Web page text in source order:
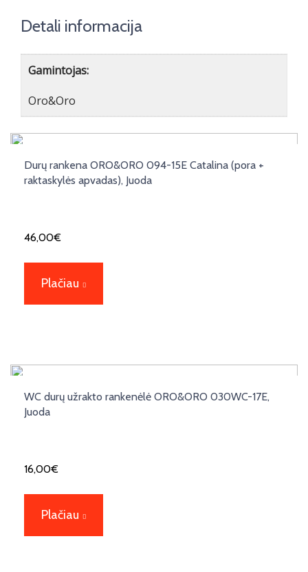
Detali informacija
Gamintojas:
Oro&Oro
Durų rankena ORO&ORO 094-15E Catalina (pora +
raktaskylės apvadas), Juoda
46,00€
Plačiau
WC durų užrakto rankenėlė ORO&ORO 030WC-17E,
Juoda
16,00€
Plačiau